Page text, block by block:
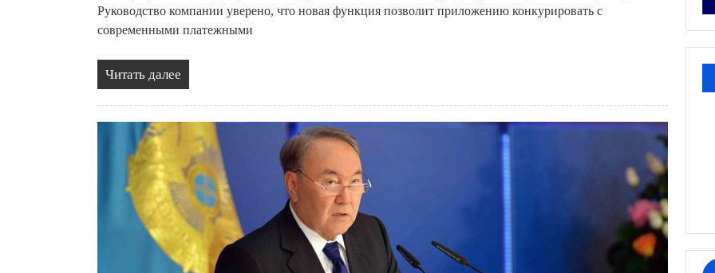
Руководство компании уверено, что новая функция позволит приложению конкурировать с
современными платежными
Читать далее